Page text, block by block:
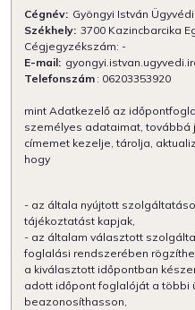
Cégnév: Gyöngyi István
Székhely: 3700 Kazincbarcika
Cégjegyzékszám: -
E-mail:
Telefonszám : 06203353920
mint Adatkezelő az
személyes adataimat, továbbá
címemet kezelje, tárolja,
hogy
- az általa nyújtott
tájékoztatást kapjak,
- az általam választott
foglalási rendszerében
a kiválasztott időpontban
adott időpont foglalóját a többi
beazonosíthasson,